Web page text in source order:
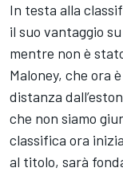
In testa alla
il suo vantaggio
mentre non è
Maloney, che ora
distanza
che non siamo
classifica ora
al titolo, sarà